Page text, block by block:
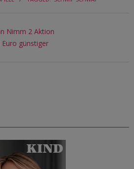
Nimm 2 Aktion
günstiger